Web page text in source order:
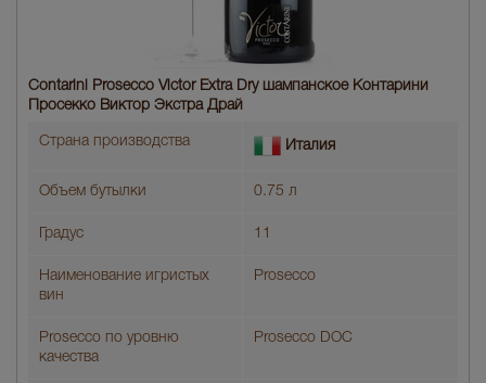
Contarini Prosecco Victor Extra Dry шампанское Контарини
Просекко Виктор Экстра Драй
Страна производства Италия
Объем бутылки 0.75 л
Градус 11
Наименование игристых
вин
Prosecco
Prosecco по уровню
качества
Prosecco DOC